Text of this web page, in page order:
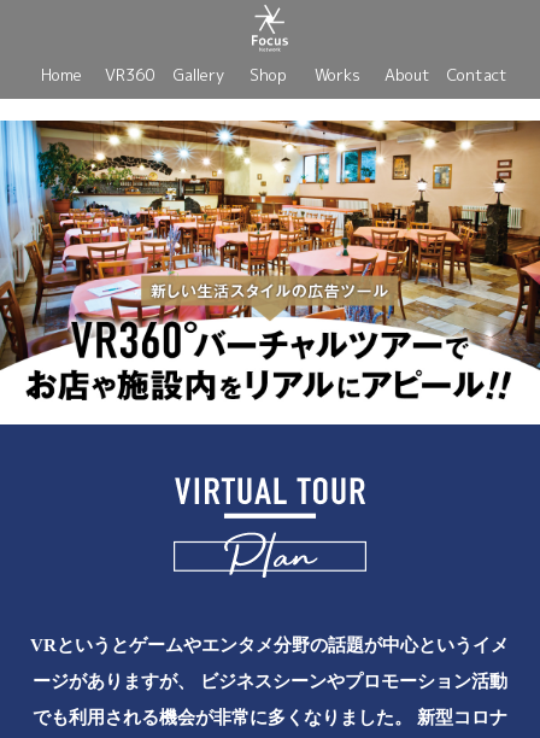
Home VR360 Gallery Shop Works About Contact
VRというとゲームやエンタメ分野の話題が中心というイメ
ージがありますが、
ビジネスシーンやプロモーション活動
でも利用される機会が非常に多くなりました。
新型コロナ